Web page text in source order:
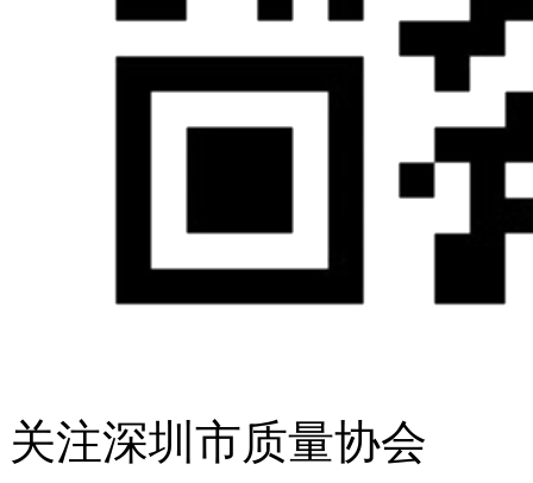
关注深圳市质量协会